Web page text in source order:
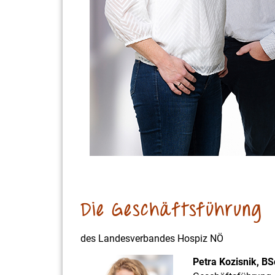
Die Geschäftsführung
des Landesverbandes Hospiz NÖ
Petra Kozisnik,